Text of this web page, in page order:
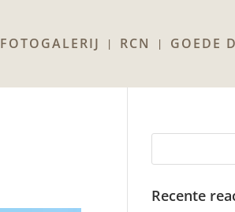
FOTOGALERIJ RCN GOEDE
Recente